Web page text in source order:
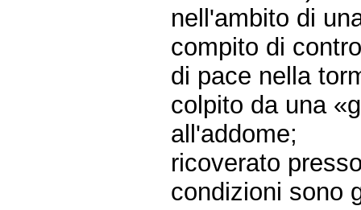
nell'ambito di
compito di
di pace nella
colpito da una
all'addome;
ricoverato
condizioni sono